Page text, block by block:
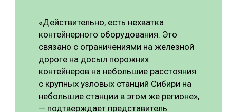
«Действительно, есть нехватка
контейнерного оборудования. Это
связано с ограничениями на железной
дороге на досыл порожних
контейнеров на небольшие расстояния
с крупных узловых станций Сибири на
небольшие станции в этом же регионе»,
— подтверждает представитель